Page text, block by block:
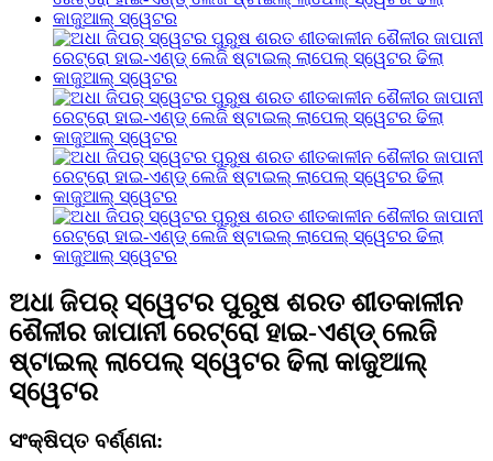
ଅଧା ଜିପର୍ ସ୍ୱେଟର ପୁରୁଷ ଶରତ ଶୀତକାଳୀନ
ଶୈଳୀର ଜାପାନୀ ରେଟ୍ରୋ ହାଇ-ଏଣ୍ଡ୍ ଲେଜି
ଷ୍ଟାଇଲ୍ ଲାପେଲ୍ ସ୍ୱେଟର ଢିଲା କାଜୁଆଲ୍
ସ୍ୱେଟର
ସଂକ୍ଷିପ୍ତ ବର୍ଣ୍ଣନା: